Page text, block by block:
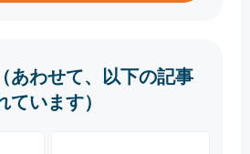
あわせて、以下の記事
ています）